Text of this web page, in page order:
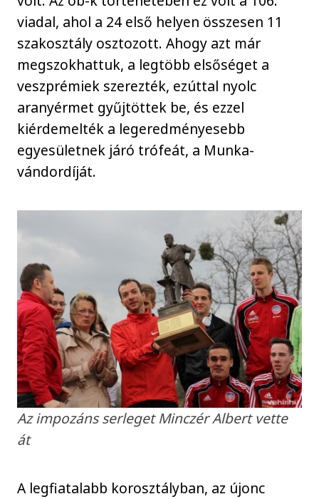
viadal, ahol a 24 első helyen összesen 11
szakosztály osztozott. Ahogy azt már
megszokhattuk, a legtöbb elsőséget a
veszprémiek szerezték, ezúttal nyolc
aranyérmet gyűjtöttek be, és ezzel
kiérdemelték a legeredményesebb
egyesületnek járó trófeát, a Munka-
vándordíját.
Az impozáns serleget Minczér Albert vette
át
A legfiatalabb korosztályban, az újonc